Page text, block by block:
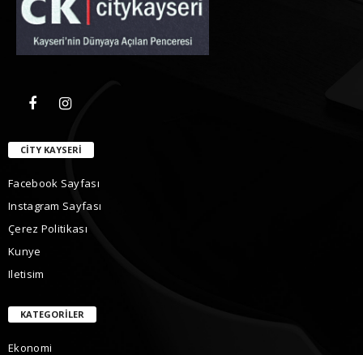
CITY KAYSERI
Facebook Sayfası
Instagram Sayfası
Çerez Politikası
Kunye
Iletisim
KATEGORILER
Ekonomi